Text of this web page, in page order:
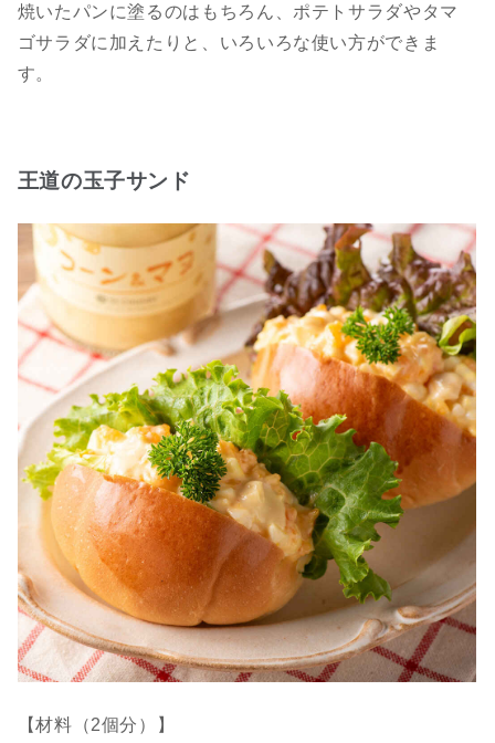
焼いたパンに塗るのはもちろん、ポテトサラダやタマ
ゴサラダに加えたりと、いろいろな使い方ができま
す。
王道の玉子サンド
【材料（2個分）】